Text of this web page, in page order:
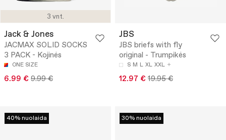
3 vnt.
Jack & Jones
JACMAX SOLID SOCKS
3 PACK - Kojinės
ONE SIZE
6.99 € 9.99 €
JBS
JBS briefs with fly
original - Trumpikės
S M L XL XXL
12.97 € 19.95 €
40% nuolaida 30% nuolaida